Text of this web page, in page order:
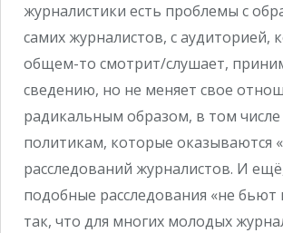
журналистики есть проблемы с
самих журналистов, с аудиторией,
общем-то смотрит/слушает,
сведению, но не меняет свое
радикальным образом, в том числе
политикам, которые оказываются
расследований журналистов. И
подобные расследования «не бьют
так, что для многих молодых